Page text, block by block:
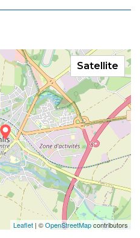
Leaflet | ©OpenStreetMapcontributors
Satellite